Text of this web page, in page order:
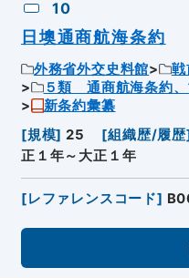
10
日墺通商航海条約
外務省外交史料館 戦
５類 通商航海条約、
新条約彙纂
[規模] 25 [組織歴/履歴]
正１年～大正１年
[レファレンスコード]